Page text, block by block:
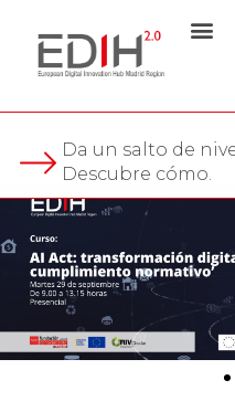
Da un salto de
Descubre cómo.